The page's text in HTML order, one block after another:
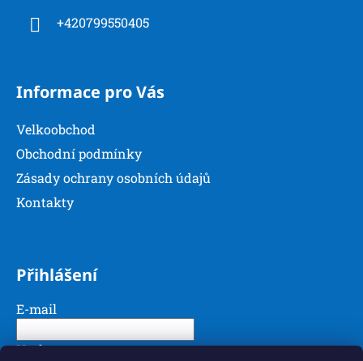
+420799550405
Informace pro Vás
Velkoobchod
Obchodní podmínky
Zásady ochrany osobních údajů
Kontakty
Přihlášení
E-mail
Heslo